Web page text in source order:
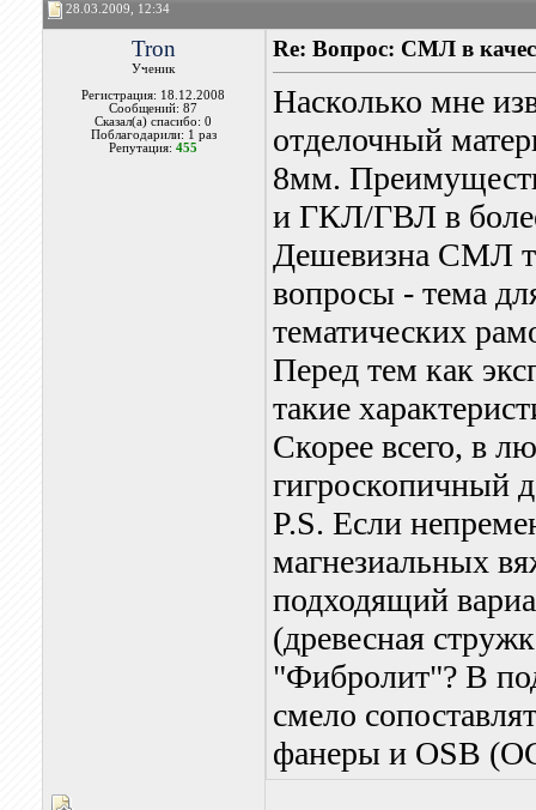
28.03.2009, 12:34
Tron
Ученик
Регистрация: 18.12.2008
Сообщений: 87
Сказал(а) спасибо: 0
Поблагодарили: 1 раз
Репутация:455
Re: Вопрос: СМЛ в
Насколько мне
отделочный
8мм.
и ГКЛ/ГВЛ в
Дешевизна СМЛ
вопросы - тема
тематических
Перед тем как
такие
Скорее всего, в
гигроскопичный
P.S. Если
магнезиальных
подходящий
(древесная
"Фибролит"? В
смело
фанеры и OSB